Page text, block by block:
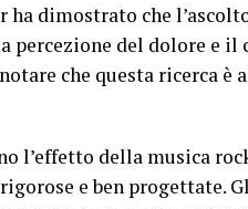
ha dimostrato che
percezione del dolore e
che questa ricerca
l’effetto della musica
e ben progettate.